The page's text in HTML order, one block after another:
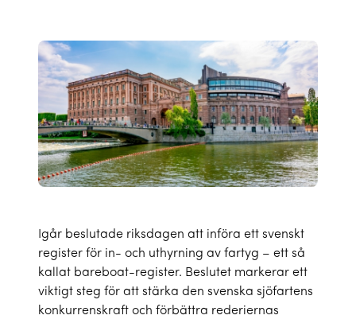
Igår beslutade riksdagen att införa ett svenskt
register för in- och uthyrning av fartyg – ett så
kallat bareboat-register. Beslutet markerar ett
viktigt steg för att stärka den svenska sjöfartens
konkurrenskraft och förbättra rederiernas